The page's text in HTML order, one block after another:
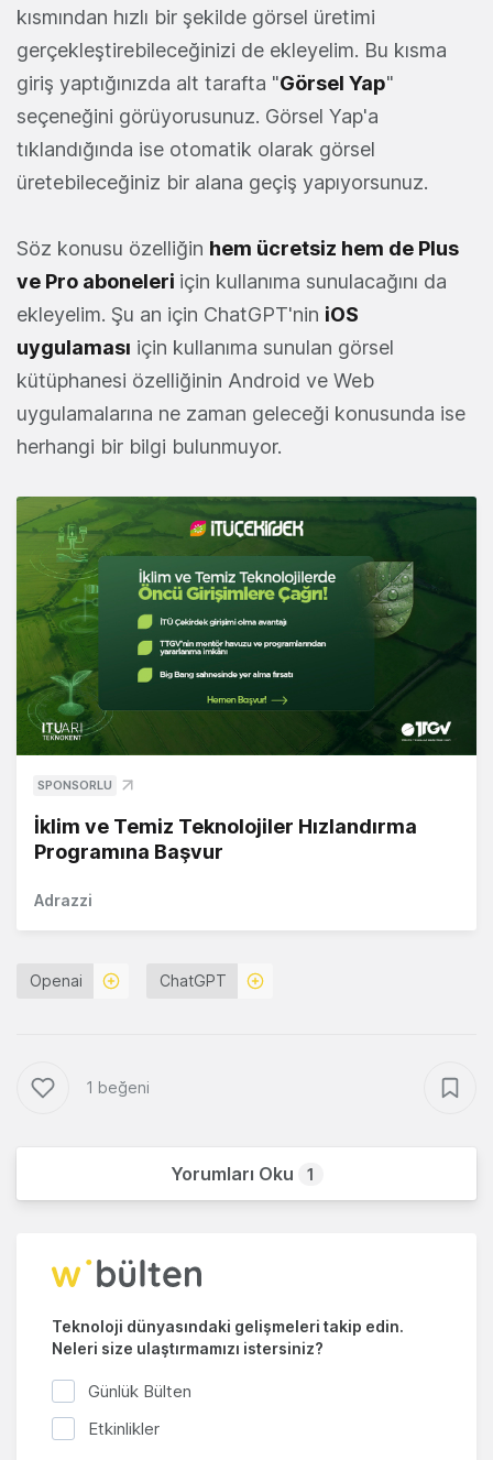
kısmından hızlı bir şekilde görsel üretimi
gerçekleştirebileceğinizi de ekleyelim. Bu kısma
giriş yaptığınızda alt tarafta "Görsel Yap"
seçeneğini görüyorusunuz. Görsel Yap'a
tıklandığında ise otomatik olarak görsel
üretebileceğiniz bir alana geçiş yapıyorsunuz.
Söz konusu özelliğin hem ücretsiz hem de Plus
ve Pro aboneleri için kullanıma sunulacağını da
ekleyelim. Şu an için ChatGPT'nin iOS
uygulaması için kullanıma sunulan görsel
kütüphanesi özelliğinin Android ve Web
uygulamalarına ne zaman geleceği konusunda ise
herhangi bir bilgi bulunmuyor.
SPONSORLU
İklim ve Temiz Teknolojiler Hızlandırma
Programına Başvur
Adrazzi
Openai ChatGPT
1 beğeni
Yorumları Oku 1
Teknoloji dünyasındaki gelişmeleri takip edin.
Neleri size ulaştırmamızı istersiniz?
Günlük Bülten
Etkinlikler